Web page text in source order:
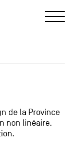
de la Province
non linéaire.